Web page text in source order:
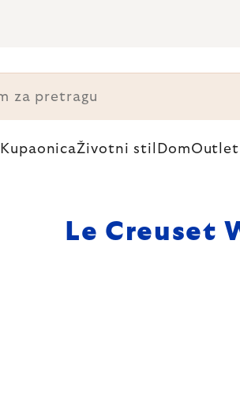
KupaonicaŽivotni stil DomOutlet
Le Creuset